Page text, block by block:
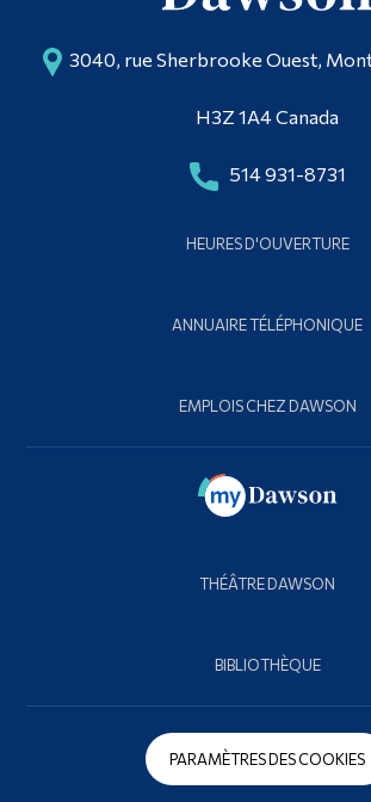
3040, rue Sherbrooke Ouest,
H3Z 1A4 Canada
514 931-8731
HEURES D'OUVERTURE
ANNUAIRE TÉLÉPHONIQUE
EMPLOIS CHEZ DAWSON
THÉÂTRE DAWSON
BIBLIOTHÈQUE
PARAMÈTRES DES COOKIES